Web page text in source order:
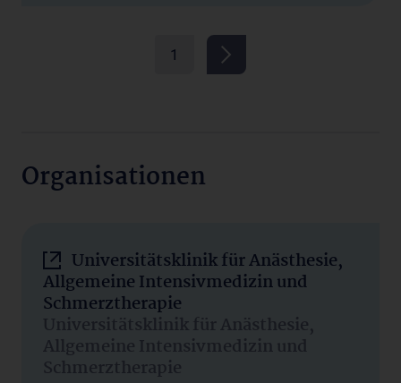
1
Organisationen
Universitätsklinik für Anästhesie,
Allgemeine Intensivmedizin und
Schmerztherapie
Universitätsklinik für Anästhesie,
Allgemeine Intensivmedizin und
Schmerztherapie